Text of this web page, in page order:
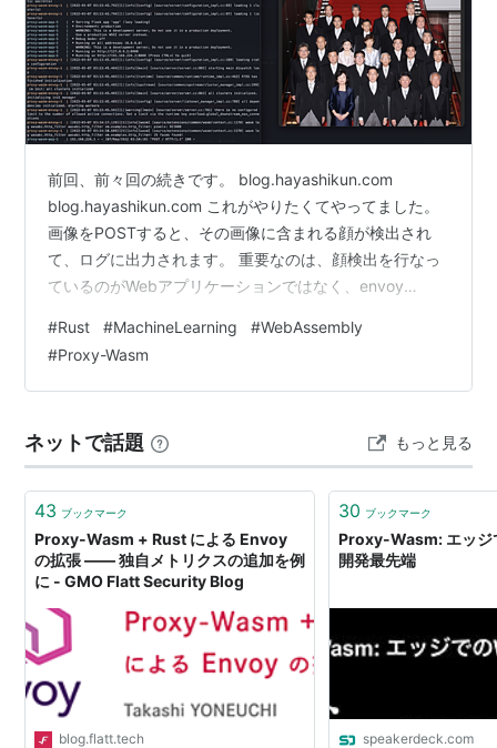
前回、前々回の続きです。 blog.hayashikun.com
blog.hayashikun.com これがやりたくてやってました。
画像をPOSTすると、その画像に含まれる顔が検出され
て、ログに出力されます。 重要なのは、顔検出を行なっ
ているのがWebアプリケーションではなく、envoy
回と同じで、諸々はproxy-wasmのディレクトリに入っ
ています。 github.com appはpythonのwebサーバー
で、データのサイズを返すだけです。 docker-compose
#Rust #MachineLearning #WebAssembly
#Proxy-Wasm
ネットで話題 もっと見る
43 ブックマーク
Proxy-Wasm + Rust による Envoy
の拡張 ―― 独自メトリクスの追加を例
に - GMO Flatt Security Blog
blog.flatt.tech
30 ブックマーク
Proxy-Wasm: エッジ
開発最先端
speakerdeck.com